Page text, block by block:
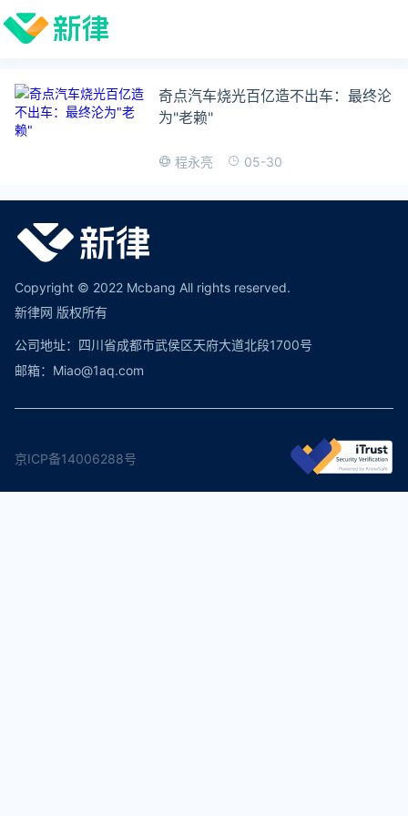
奇点汽车烧光百亿造不出车：最终沦
为"老赖"
程永亮 05-30
Copyright © 2022 Mcbang All rights reserved.
新律网 版权所有
公司地址：四川省成都市武侯区天府大道北段1700号
邮箱：Miao@1aq.com
京ICP备14006288号